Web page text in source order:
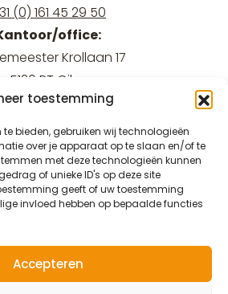
toestemming
bieden, gebruiken wij technologieën
over je apparaat op te slaan en/of te
met deze technologieën kunnen
of unieke ID's op deze site
geeft of uw toestemming
invloed hebben op bepaalde functies
Accepteren
(0) 161 45 29 50
office:
Krollaan 17
5126 PT Gilze
warehouse:
Krollaan 15
5126 PT Gilze
© 2026 Meplax®
Privacy & Wettelijk